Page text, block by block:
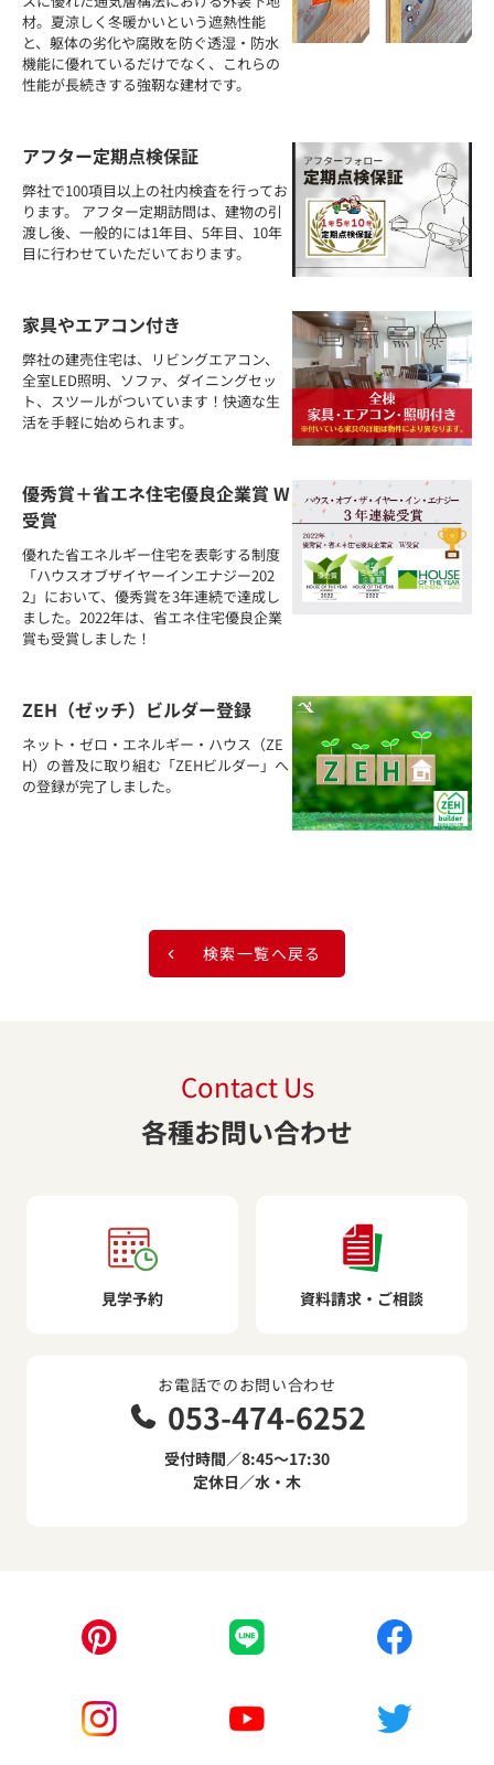
材。夏涼しく冬暖かいという遮熱性能
と、躯体の劣化や腐敗を防ぐ透湿・防水
機能に優れているだけでなく、これらの
性能が長続きする強靭な建材です。
アフター定期点検保証
弊社で100項目以上の社内検査を行ってお
ります。 アフター定期訪問は、建物の引
渡し後、一般的には1年目、5年目、10年
目に行わせていただいております。
家具やエアコン付き
弊社の建売住宅は、リビングエアコン、
全室LED照明、ソファ、ダイニングセッ
ト、スツールがついています！快適な生
活を手軽に始められます。
優秀賞＋省エネ住宅優良企業賞 W
受賞
優れた省エネルギー住宅を表彰する制度
「ハウスオブザイヤーインエナジー202
2」において、優秀賞を3年連続で達成し
ました。2022年は、省エネ住宅優良企業
賞も受賞しました！
ZEH（ゼッチ）ビルダー登録
ネット・ゼロ・エネルギー・ハウス（ZE
H）の普及に取り組む「ZEHビルダー」へ
の登録が完了しました。
検索一覧へ戻る
Contact Us
各種お問い合わせ
見学予約 資料請求・ご相談
お電話でのお問い合わせ
053-474-6252
受付時間／8:45～17:30
定休日／水・木